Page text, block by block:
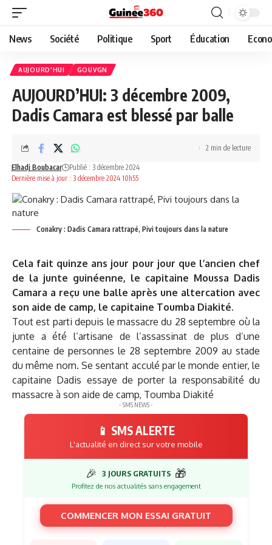
News Société Politique Sport Éducation
AUJOURD'HUI GOUVGN
AUJOURD’HUI: 3 décembre 2009,
Dadis Camara est blessé par balle
Dernière mise à jour : 3 décembre 2024 10h55
Elhadj Boubacar Publié : 3 décembre 2024
2 min de lecture
Conakry : Dadis Camara rattrapé, Pivi toujours dans la nature
Cela fait quinze ans jour pour jour que l’ancien chef
de la junte guinéenne, le capitaine Moussa Dadis
Camara a reçu une balle après une altercation avec
son aide de camp, le capitaine Toumba Diakité.
Tout est parti depuis le massacre du 28 septembre où la
junte a été l’artisane de l’assassinat de plus d’une
centaine de personnes le 28 septembre 2009 au stade
du même nom. Se sentant acculé par le monde entier, le
capitaine Dadis essaye de porter la responsabilité du
massacre à son aide de camp, Toumba Diakité
- SMS NEWS -
📱 SMS ALERTE
L'actualité en direct sur votre mobile
🎉 3 JOURS GRATUITS 🎁
Profitez de nos actualités sans engagement
COMMENCER MON ESSAI GRATUIT